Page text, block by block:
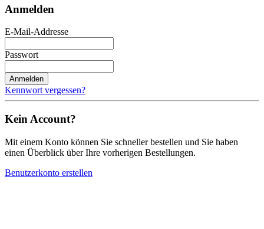
Anmelden
E-Mail-Addresse
Passwort
Anmelden
Kennwort vergessen?
Kein Account?
Mit einem Konto können Sie schneller bestellen und Sie haben
einen Überblick über Ihre vorherigen Bestellungen.
Benutzerkonto erstellen